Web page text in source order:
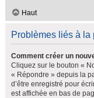
Haut
Problèmes liés à
Comment créer un
Cliquez sur le bouton «
« Répondre » depuis la
d’être enregistré pour
est affichée en bas de